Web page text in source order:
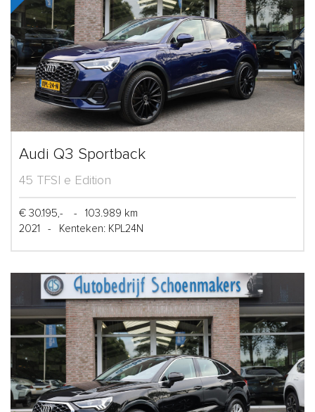
Audi Q3 Sportback
45 TFSI e Edition
€ 30.195,- -
103.989 km
2021
- Kenteken: KPL24N